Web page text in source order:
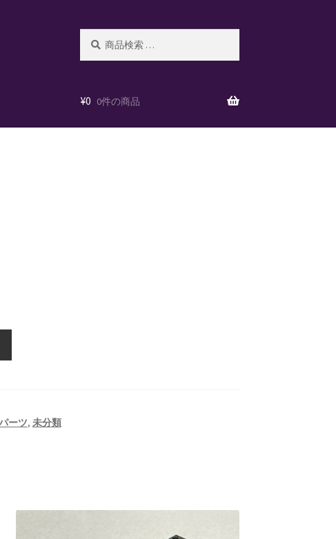
& SUV
ウント
¥0 0件の商品
ーツ, 未分類